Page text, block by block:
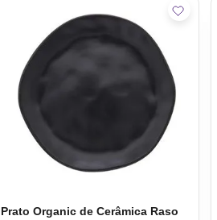
Prato Organic de Cerâmica Raso